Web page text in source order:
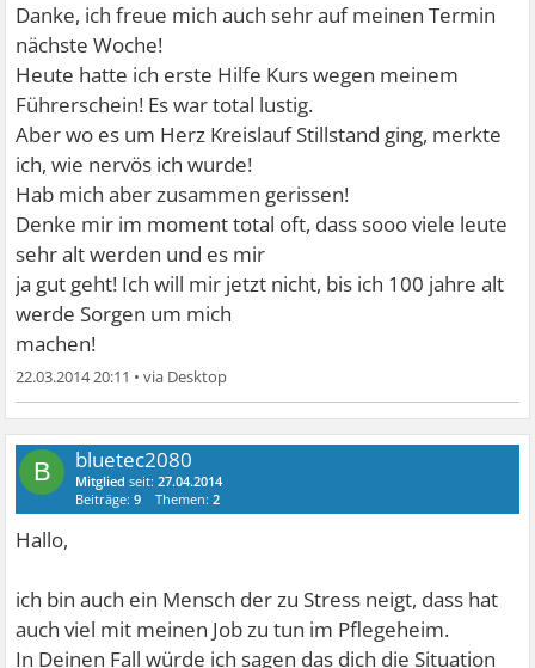
Danke, ich freue mich auch sehr auf meinen Termin
nächste Woche!
Heute hatte ich erste Hilfe Kurs wegen meinem
Führerschein! Es war total lustig.
Aber wo es um Herz Kreislauf Stillstand ging, merkte
ich, wie nervös ich wurde!
Hab mich aber zusammen gerissen!
Denke mir im moment total oft, dass sooo viele leute
sehr alt werden und es mir
ja gut geht! Ich will mir jetzt nicht, bis ich 100 jahre alt
werde Sorgen um mich
machen!
22.03.2014 20:11 •
B bluetec2080
Mitglied seit:27.04.2014
Beiträge:9 Themen:2
Hallo,
ich bin auch ein Mensch der zu Stress neigt, dass hat
auch viel mit meinen Job zu tun im Pflegeheim.
In Deinen Fall würde ich sagen das dich die Situation